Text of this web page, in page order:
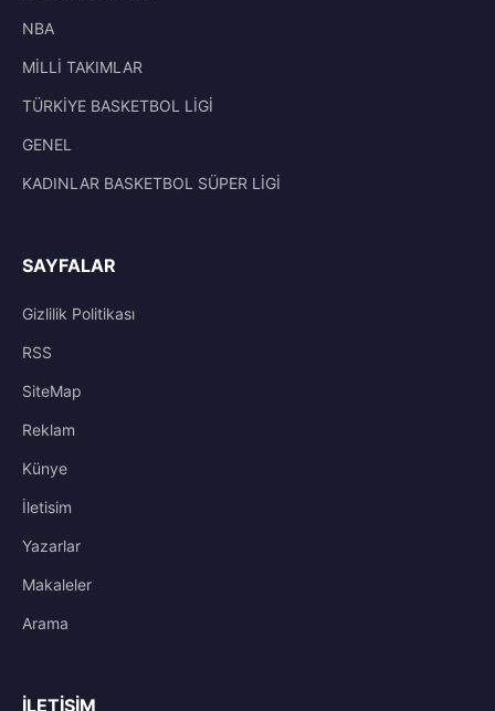
NBA
MİLLİ TAKIMLAR
TÜRKİYE BASKETBOL LİGİ
GENEL
KADINLAR BASKETBOL SÜPER LİGİ
SAYFALAR
Gizlilik Politikası
RSS
SiteMap
Reklam
Künye
İletisim
Yazarlar
Makaleler
Arama
İLETIŞIM